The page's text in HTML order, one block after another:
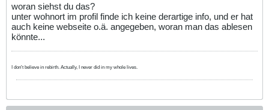
woran siehst du das?
unter wohnort im profil finde ich keine derartige info, und er hat
auch keine webseite o.ä. angegeben, woran man das ablesen
könnte...
I don't believe in rebirth. Actually, I never did in my whole lives.